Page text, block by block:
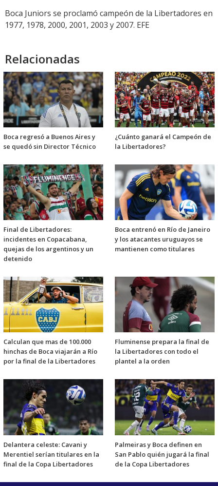
Boca Juniors se proclamó campeón de la Libertadores en
1977, 1978, 2000, 2001, 2003 y 2007. EFE
Relacionadas
Boca regresó a Buenos Aires y
se quedó sin Director Técnico
¿Cuánto ganará el Campeón de
la Libertadores?
Final de Libertadores:
incidentes en Copacabana,
quejas de los argentinos y un
detenido
Boca entrenó en Río de Janeiro
y los atacantes uruguayos se
mantienen como titulares
Calculan que mas de 100.000
hinchas de Boca viajarán a Río
por la final de la Libertadores
Fluminense prepara la final de
la Libertadores con todo el
plantel a la orden
Delantera celeste: Cavani y
Merentiel serían titulares en la
final de la Copa Libertadores
Palmeiras y Boca definen en
San Pablo quién jugará la final
de la Copa Libertadores